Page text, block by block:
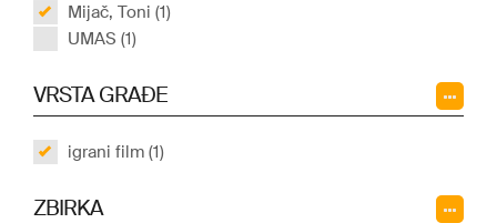
Mijač, Toni (1)
UMAS (1)
VRSTA GRAĐE
igrani film (1)
ZBIRKA